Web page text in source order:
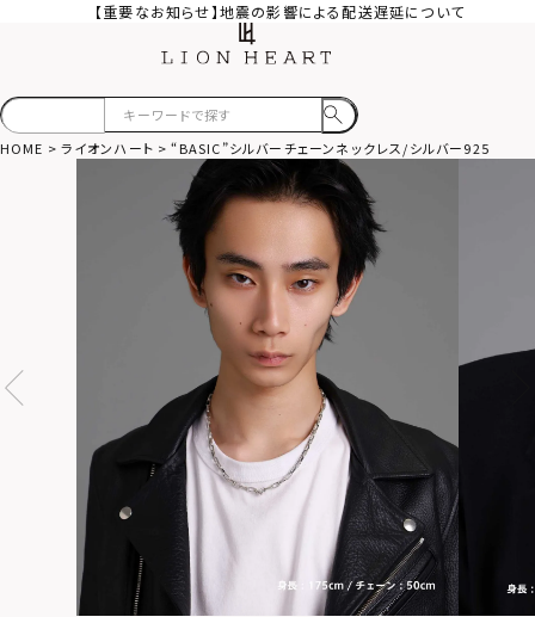
【重要なお知らせ】地震の影響による配送遅延について
HOME ライオンハート “BASIC”シルバーチェーンネックレス/シルバー925